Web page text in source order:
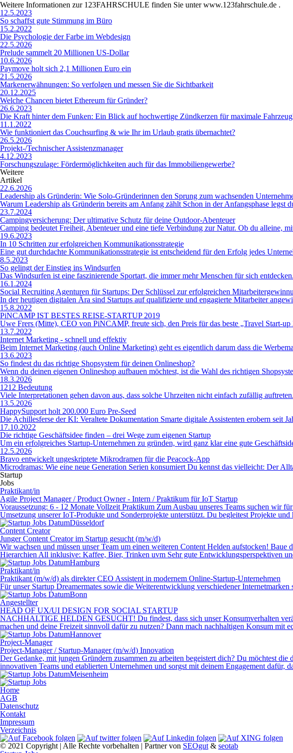
Weitere Informationen zur 123FAHRSCHULE finden Sie unter www.123fahrschule.de .
12.5.2023
So schaffst gute Stimmung im Büro
15.2.2022
Die Psychologie der Farbe im Webdesign
22.5.2026
Prelude sammelt 20 Millionen US-Dollar
10.6.2026
Paymove holt sich 2,1 Millionen Euro ein
21.5.2026
Markenerwähnungen: So verfolgen und messen Sie die Sichtbarkeit
20.12.2025
Welche Chancen bietet Ethereum für Gründer?
26.6.2023
Die Kraft hinter dem Funken: Ein Blick auf hochwertige Zündkerzen für maximale
11.1.2022
Wie funktioniert das Couchsurfing & wie Ihr im Urlaub gratis übernachtet?
26.5.2026
Projekt-/Technischer Assistenzmanager
4.12.2023
Forschungszulage: Fördermöglichkeiten auch für das Immobiliengewerbe?
Weitere
Artikel
22.6.2026
Leadership als Gründerin: Wie Solo-Gründerinnen den Sprung zum wachsenden
Warum Leadership als Gründerin bereits am Anfang zählt Schon in der Anfangsphase
23.7.2024
Campingversicherung: Der ultimative Schutz für deine Outdoor-Abenteuer
Camping bedeutet Freiheit, Abenteuer und eine tiefe Verbindung zur Natur. Ob du alleine,
19.6.2023
In 10 Schritten zur erfolgreichen Kommunikationsstrategie
Eine gut durchdachte Kommunikationsstrategie ist entscheidend für den Erfolg jedes
8.5.2023
So gelingt der Einstieg ins Windsurfen
Das Windsurfen ist eine faszinierende Sportart, die immer mehr Menschen für sich
16.1.2024
Social Recruiting Agenturen für Startups: Der Schlüssel zur erfolgreichen
In der heutigen digitalen Ära sind Startups auf qualifizierte und engagierte Mitarbeiter
15.8.2022
PiNCAMP IST BESTES REISE-STARTUP 2019
Uwe Frers (Mitte), CEO von PiNCAMP, freute sich, den Preis für das beste „Travel Start-
13.7.2022
Internet Marketing - schnell und effektiv
Beim Internet Marketing (auch Online Marketing) geht es eigentlich darum dass die
13.6.2023
So findest du das richtige Shopsystem für deinen Onlineshop?
Wenn du deinen eigenen Onlineshop aufbauen möchtest, ist die Wahl des richtigen
18.3.2026
1212 Bedeutung
Viele Interpretationen gehen davon aus, dass solche Uhrzeiten nicht einfach zufällig
13.5.2026
HappySupport holt 200.000 Euro Pre-Seed
Die Achillesferse der KI: Veraltete Dokumentation Smarte digitale Assistenten erobern seit
17.10.2022
Die richtige Geschäftsidee finden – drei Wege zum eigenen Startup
Um ein erfolgreiches Startup-Unternehmen zu gründen, wird ganz klar eine gute
12.5.2026
Bravo entwickelt ungeskriptete Mikrodramen für die Peacock-App
Microdramas: Wie eine neue Generation Serien konsumiert Du kennst das vielleicht: Der
Startup
Jobs
Prak­ti­kan­t/in
Agile Project Manager / Product Owner - Intern / Praktikum für IoT Startup
Voraussetzung: 6 - 12 Monate Vollzeit Praktikum Zum Ausbau unseres Teams suchen wir
Umsetzung unserer IoT-Produkte und Sonderprojekte unterstützt. Du begleitest Projekte
Düsseldorf
Content Creator
Junger Content Creator im Startup gesucht (m/w/d)
Wir wachsen und müssen unser Team um einen weiteren Content Helden aufstocken!
Hierarchien All inklusive: Kaffee, Bier, Trinken uvm Sehr gute Entwicklungsperspektiven
Hamburg
Prak­ti­kan­t/in
Praktikant (m/w/d) als direkter CEO Assistent in modernem Online-Startup-Unternehmen
Für unser Startup Dreamermates sowie die Weiterentwicklung verschiedener
Bonn
Angestellter
HEAD OF UX/UI DESIGN FOR SOCIAL STARTUP
NACHHALTIGE HELDEN GESUCHT! Du findest, dass sich unser Konsumverhalten
machen und deine Freizeit sinnvoll dafür zu nutzen? Dann mach nachhaltigen Konsum
Hannover
Project-Manager
Project-Manager / Startup-Manager (m/w/d) Innovation
Der Gedanke, mit jungen Gründern zusammen zu arbeiten begeistert dich? Du möchtest
innovativen Teams und etablierten Unternehmen und sorgst mit deinem Engagement dafür,
Meisenheim
Home
AGB
Datenschutz
Kontakt
Impressum
Verzeichnis
© 2021 Copyright | Alle Rechte vorbehalten | Partner von SEOgut & seotab